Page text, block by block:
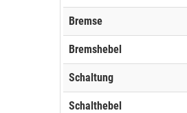
Bremse
Bremshebel
Schaltung
Schalthebel